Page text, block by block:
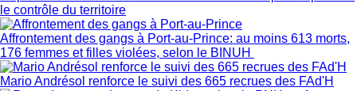
le contrôle du territoire
Affrontement des gangs à Port-au-Prince: au moins 613 morts,
176 femmes et filles violées, selon le BINUH
Mario Andrésol renforce le suivi des 665 recrues des FAd'H